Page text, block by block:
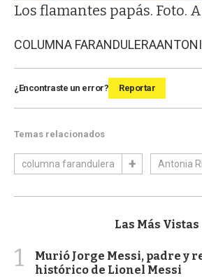
Los flamantes papás. Foto.
COLUMNA FARANDULERA
¿Encontraste un error? Reportar
Temas relacionados
columna farandulera Antonia
Las Más Vistas
1
Murió Jorge Messi, padre y
histórico de Lionel Messi